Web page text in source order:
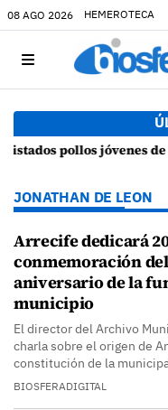
08 AGO 2026 HEMEROTECA
y episodios de cortejo de hubara cerca del rally de
JONATHAN DE LEON
Arrecife dedicará
conmemoración
aniversario de la
municipio
El director del Archivo
charla sobre el origen de
constitución de la
BIOSFERADIGITAL